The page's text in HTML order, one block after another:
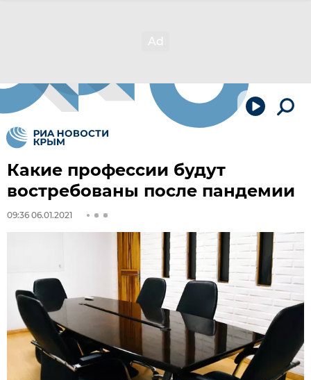
Какие профессии будут
востребованы после пандемии
09:36 06.01.2021